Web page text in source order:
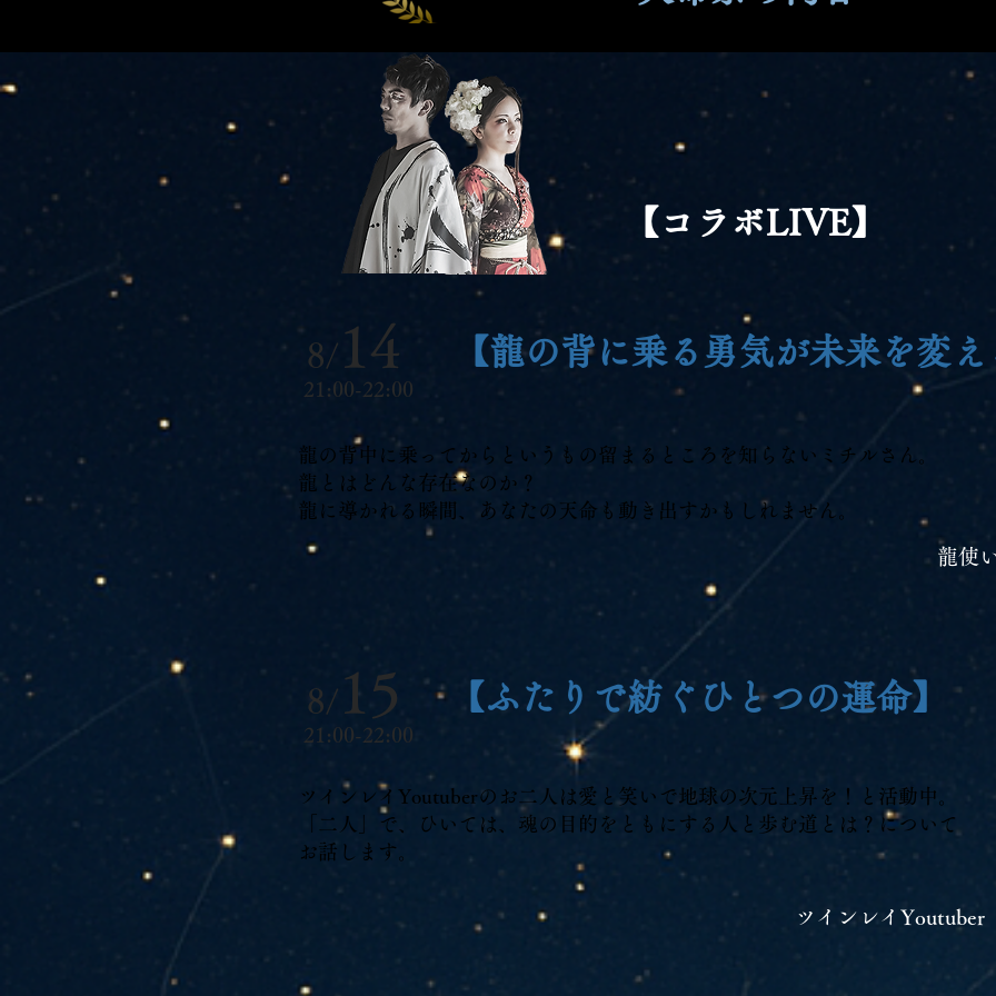
【コラボLIVE】
【龍の背に乗る勇気が未来を変
8/14
21:00-22:00
龍の背中に乗ってからというもの留まるところを知らないミチルさん。
龍とはどんな存在なのか？
龍に導かれる瞬間、あなたの天命も動き出すかもしれません。
龍使
【ふたりで紡ぐひとつの運命】
8/15
21:00-22:00
ツインレイYoutuberのお二人は愛と笑いで地球の次元上昇を！と活動中。
「二人」で、ひいては、魂の目的をともにする人と歩む道とは？について
お話します。
ツインレイ